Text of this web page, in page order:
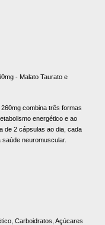
- Malato Taurato e
combina três formas
energético e ao
de 2 cápsulas ao dia, cada
neuromuscular.
Carboidratos, Açúcares